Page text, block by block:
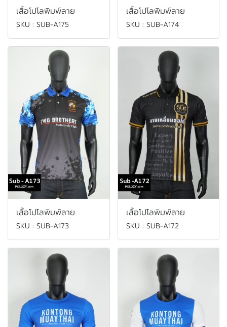
เสื้อโปโลพิมพ์ลาย
SKU : SUB-A175
เสื้อโปโลพิมพ์ลาย
SKU : SUB-A174
เสื้อโปโลพิมพ์ลาย
SKU : SUB-A173
เสื้อโปโลพิมพ์ลาย
SKU : SUB-A172